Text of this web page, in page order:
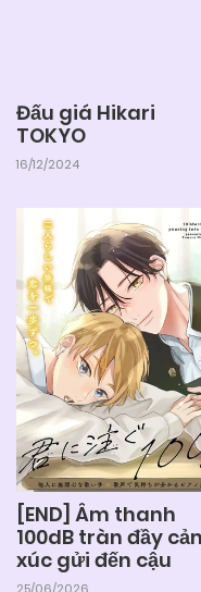
Đấu giá Hikari
TOKYO
16/12/2024
[END] Âm thanh
100dB tràn đầy
xúc gửi đến cậu